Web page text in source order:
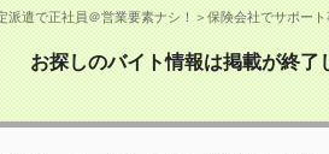
派遣で正社員＠営業要素ナシ！＞保険会社でサポー
お探しのバイト情報は掲載が終了